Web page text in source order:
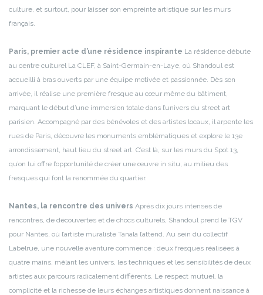
culture, et surtout, pour laisser son empreinte artistique sur les murs
français.
Paris, premier acte d’une résidence inspirante La résidence débute
au centre culturel La CLEF, à Saint-Germain-en-Laye, où Shandoul est
accueilli à bras ouverts par une équipe motivée et passionnée. Dès son
arrivée, il réalise une première fresque au cœur même du bâtiment,
marquant le début d’une immersion totale dans l’univers du street art
parisien. Accompagné par des bénévoles et des artistes locaux, il arpente les
rues de Paris, découvre les monuments emblématiques et explore le 13e
arrondissement, haut lieu du street art. C’est là, sur les murs du Spot 13,
qu’on lui offre l’opportunité de créer une œuvre in situ, au milieu des
fresques qui font la renommée du quartier.
Nantes, la rencontre des univers Après dix jours intenses de
rencontres, de découvertes et de chocs culturels, Shandoul prend le TGV
pour Nantes, où l’artiste muraliste Tanala l’attend. Au sein du collectif
Labelrue, une nouvelle aventure commence : deux fresques réalisées à
quatre mains, mêlant les univers, les techniques et les sensibilités de deux
artistes aux parcours radicalement différents. Le respect mutuel, la
complicité et la richesse de leurs échanges artistiques donnent naissance à